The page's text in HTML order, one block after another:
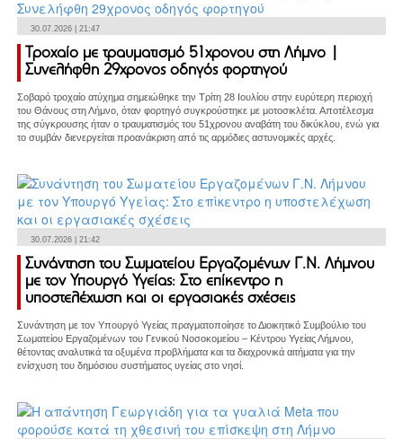
30.07.2026 | 21:47
Τροχαίο με τραυματισμό 51χρονου στη Λήμνο |
Συνελήφθη 29χρονος οδηγός φορτηγού
Σοβαρό τροχαίο ατύχημα σημειώθηκε την Τρίτη 28 Ιουλίου στην ευρύτερη περιοχή
του Θάνους στη Λήμνο, όταν φορτηγό συγκρούστηκε με μοτοσικλέτα. Αποτέλεσμα
της σύγκρουσης ήταν ο τραυματισμός του 51χρονου αναβάτη του δικύκλου, ενώ για
το συμβάν διενεργείται προανάκριση από τις αρμόδιες αστυνομικές αρχές.
30.07.2026 | 21:42
Συνάντηση του Σωματείου Εργαζομένων Γ.Ν. Λήμνου
με τον Υπουργό Υγείας: Στο επίκεντρο η
υποστελέχωση και οι εργασιακές σχέσεις
Συνάντηση με τον Υπουργό Υγείας πραγματοποίησε το Διοικητικό Συμβούλιο του
Σωματείου Εργαζομένων του Γενικού Νοσοκομείου – Κέντρου Υγείας Λήμνου,
θέτοντας αναλυτικά τα οξυμένα προβλήματα και τα διαχρονικά αιτήματα για την
ενίσχυση του δημόσιου συστήματος υγείας στο νησί.